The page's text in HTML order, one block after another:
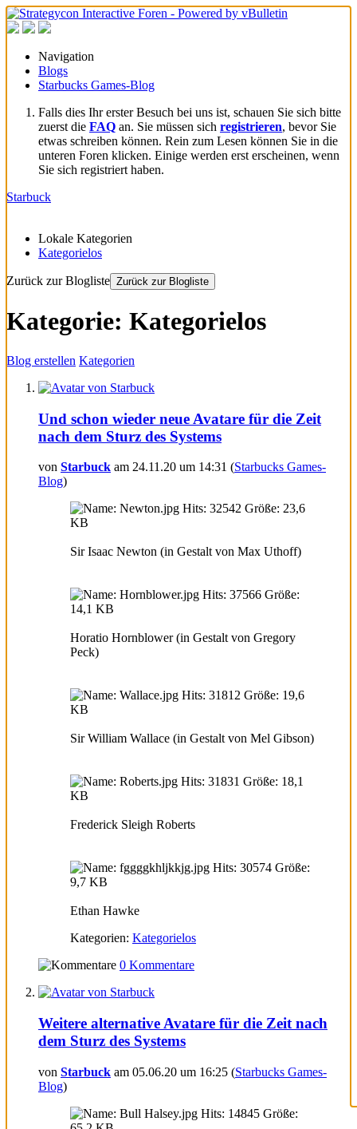
Navigation
Blogs
Starbucks Games-Blog
Falls dies Ihr erster Besuch bei uns ist, schauen Sie sich bitte
zuerst die FAQ an. Sie müssen sich registrieren, bevor Sie
etwas schreiben können. Rein zum Lesen können Sie in die
unteren Foren klicken. Einige werden erst erscheinen, wenn
Sie sich registriert haben.
Starbuck
Lokale Kategorien
Kategorielos
Zurück zur Blogliste Zurück zur Blogliste
Kategorie: Kategorielos
Blog erstellen Kategorien
Und schon wieder neue Avatare für die Zeit
nach dem Sturz des Systems
von Starbuck am 24.11.20 um 14:31 (Starbucks Games-
Blog)
Sir Isaac Newton (in Gestalt von Max Uthoff)
Horatio Hornblower (in Gestalt von Gregory
Peck)
Sir William Wallace (in Gestalt von Mel Gibson)
Frederick Sleigh Roberts
Ethan Hawke
Kategorien: Kategorielos
0 Kommentare
Weitere alternative Avatare für die Zeit nach
dem Sturz des Systems
von Starbuck am 05.06.20 um 16:25 (Starbucks Games-
Blog)